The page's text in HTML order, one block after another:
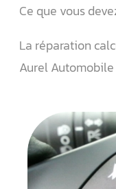
Ce que vous
La réparation
Aurel Automobile